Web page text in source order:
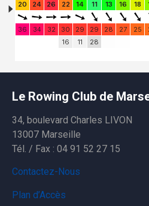
Le Rowing Club de
34, boulevard Charles LIVON
13007 Marseille
Tél. / Fax : 04 91 52 27 15
Contactez-Nous
Plan d’Accès